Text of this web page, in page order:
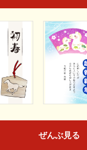
ぜんぶ見る